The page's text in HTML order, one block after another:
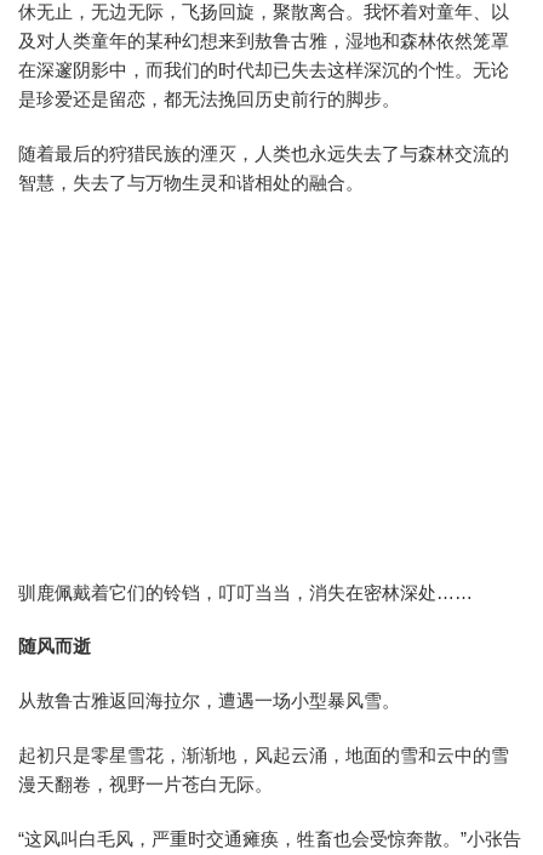
休无止，无边无际，飞扬回旋，聚散离合。我怀着对童年、以
及对人类童年的某种幻想来到敖鲁古雅，湿地和森林依然笼罩
在深邃阴影中，而我们的时代却已失去这样深沉的个性。无论
是珍爱还是留恋，都无法挽回历史前行的脚步。
随着最后的狩猎民族的湮灭，人类也永远失去了与森林交流的
智慧，失去了与万物生灵和谐相处的融合。
驯鹿佩戴着它们的铃铛，叮叮当当，消失在密林深处……
随风而逝
从敖鲁古雅返回海拉尔，遭遇一场小型暴风雪。
起初只是零星雪花，渐渐地，风起云涌，地面的雪和云中的雪
漫天翻卷，视野一片苍白无际。
“这风叫白毛风，严重时交通瘫痪，牲畜也会受惊奔散。”小张告